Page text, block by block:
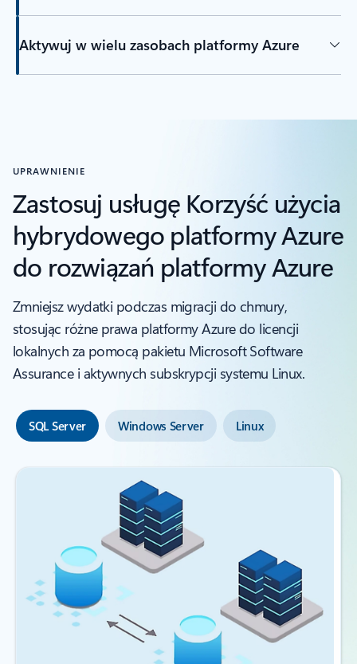
Aktywuj w wielu zasobach platformy Azure
UPRAWNIENIE
Zastosuj usługę Korzyść użycia
hybrydowego platformy Azure
do rozwiązań platformy Azure
Zmniejsz wydatki podczas migracji do chmury,
stosując różne prawa platformy Azure do licencji
lokalnych za pomocą pakietu Microsoft Software
Assurance i aktywnych subskrypcji systemu Linux.
SQL Server Windows Server Linux